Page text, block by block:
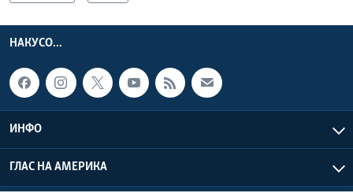
НАКУСО...
ИНФО
ГЛАС НА АМЕРИКА